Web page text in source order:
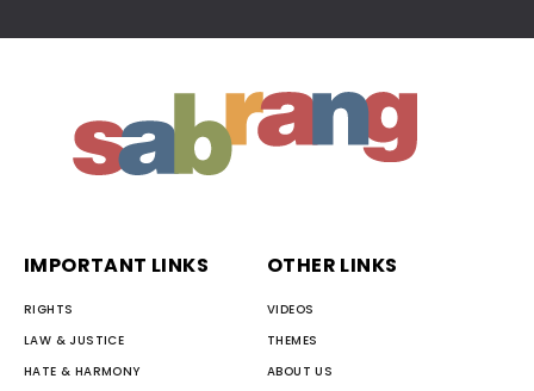
IMPORTANT LINKS
RIGHTS
LAW & JUSTICE
HATE & HARMONY
OTHER LINKS
VIDEOS
THEMES
ABOUT US